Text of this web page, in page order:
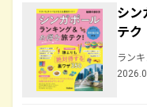
シ
テク
ラン